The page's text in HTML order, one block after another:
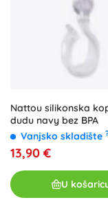
Nattou silikonska
dudu navy bez BPA
Vanjsko skladište
13,90 €
U